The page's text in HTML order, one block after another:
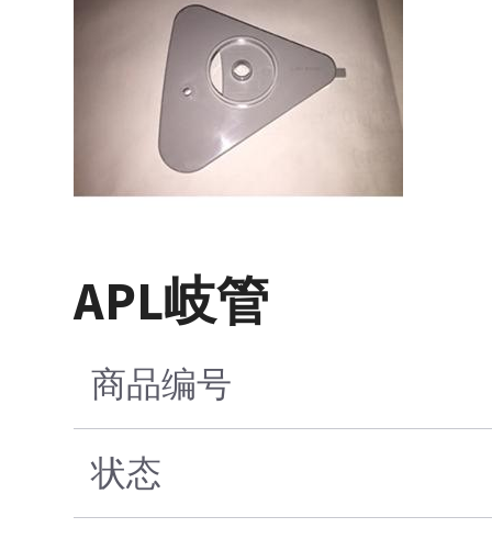
APL岐管
商品编号
状态